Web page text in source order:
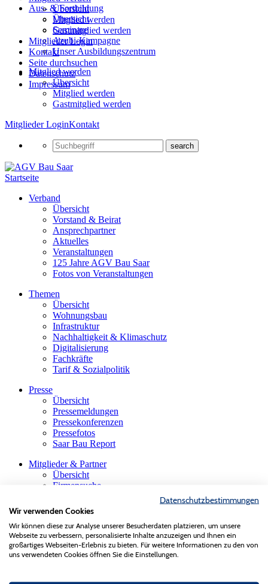
Übersicht
Mitglied werden
Gastmitglied werden
Mitglieder Login
Kontakt
Seite durchsuchen
Datenschutz
Impressum
Aus- & Fortbildung
Übersicht
Seminare
Azubi-Kampagne
Unser Ausbildungszentrum
Mitglied werden
Übersicht
Mitglied werden
Gastmitglied werden
Mitglieder LoginKontakt
Startseite
Verband
Übersicht
Vorstand & Beirat
Ansprechpartner
Aktuelles
Veranstaltungen
125 Jahre AGV Bau Saar
Fotos von Veranstaltungen
Themen
Übersicht
Wohnungsbau
Infrastruktur
Nachhaltigkeit & Klimaschutz
Digitalisierung
Fachkräfte
Tarif & Sozialpolitik
Presse
Übersicht
Pressemeldungen
Pressekonferenzen
Pressefotos
Saar Bau Report
Mitglieder & Partner
Übersicht
Firmensuche
Die saarländische Bauindustrie
Innungen & Fachgruppen
VBS-Verband der Baustoffindustrie
Landesgütegemeinschaft
Gesellschaften des AGV Bau Saar
Bauherren
Datenschutzbestimmungen
Wir verwenden Cookies
Wir können diese zur Analyse unserer Besucherdaten platzieren, um unsere
Webseite zu verbessern, personalisierte Inhalte anzuzeigen und Ihnen ein
großartiges Webseiten-Erlebnis zu bieten. Für weitere Informationen zu den von
uns verwendeten Cookies öffnen Sie die Einstellungen.